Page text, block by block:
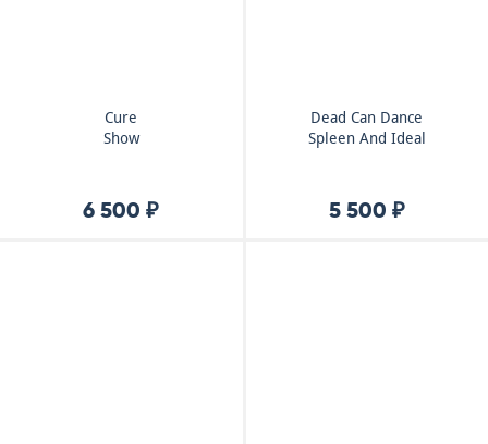
Cure
Show
6 500 ₽
Dead Can Dance
Spleen And Ideal
5 500 ₽